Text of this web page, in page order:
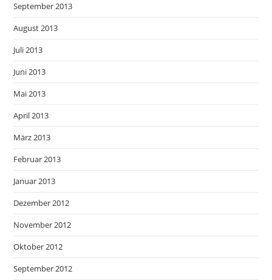
September 2013
August 2013
Juli 2013
Juni 2013
Mai 2013
April 2013
März 2013
Februar 2013
Januar 2013
Dezember 2012
November 2012
Oktober 2012
September 2012